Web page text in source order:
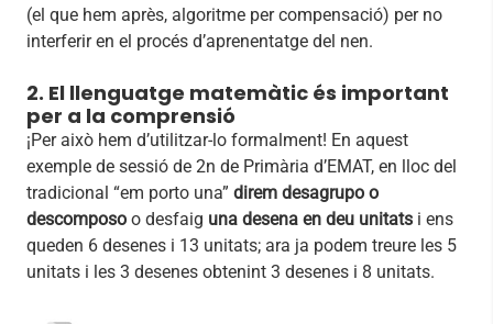
(el que hem après, algoritme per compensació) per no
interferir en el procés d’aprenentatge del nen.
2. El llenguatge matemàtic és important
per a la comprensió
¡Per això hem d’utilitzar-lo formalment! En aquest
exemple de sessió de 2n de Primària d’EMAT, en lloc del
tradicional “em porto una” direm desagrupo o
descomposo o desfaig una desena en deu unitats i ens
queden 6 desenes i 13 unitats; ara ja podem treure les 5
unitats i les 3 desenes obtenint 3 desenes i 8 unitats.